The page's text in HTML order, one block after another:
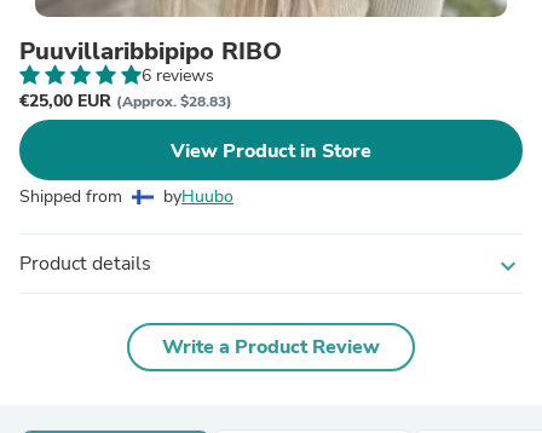
Puuvillaribbipipo RIBO
6 reviews
€25,00 EUR (Approx. $28.83)
View Product in Store
Shipped from byHuubo
Product details expand_more
Write a Product Review